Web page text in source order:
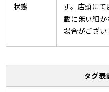
状態
す。店頭に
載に無い細
場合がござい
タグ表